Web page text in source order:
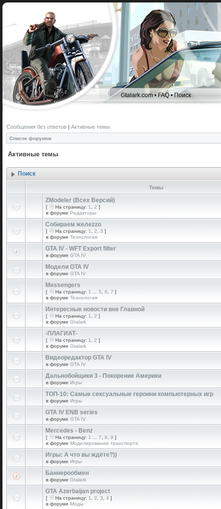
Gtalark.com •FAQ•Поиск
Сообщения без ответов | Активные темы
Список форумов
Активные темы
Поиск
Темы
ZModeler (Всех Версий)
[ На страницу: 1 2 ]
в форуме Редакторы
Собираем желеzzо
[ На страницу: 1 2 3 ]
в форуме Технология
GTA IV - WFT Export filter
в форуме GTA IV
Модели GTA IV
в форуме GTA IV
Messengers
[ На страницу: 1 5 6 7 ]
в форуме Технология
Интересные новости вне Главной
[ На страницу: 1 2 ]
в форуме Gtalark
-ПЛАГИАТ-
[ На страницу: 1 2 ]
в форуме Gtalark
Видеоредактор GTA IV
в форуме GTA IV
Дальнобойщики 3 - Покорение Америки
в форуме Игры
ТОП-10: Самые сексуальные героини компьютерных игр
в форуме Игры
GTA IV ENB series
в форуме GTA IV
Mercedes - Benz
[ На страницу: 1 7 8 9 ]
в форуме Моделирование транспорта
Игры: А что вы ждёте?))
в форуме Игры
Баннерообмен
в форуме Gtalark
GTA Azerbaijan project
[ На страницу: 1 2 3 4 ]
в форуме Моды